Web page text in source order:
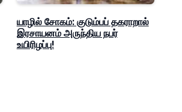
யாழில் சோகம்: குடும்பப் தகராறால்
இரசாயனம் அருந்திய நபர்
உயிரிழப்பு!